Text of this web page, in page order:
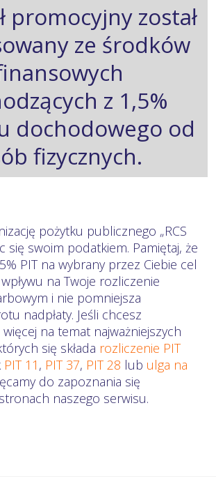
promocyjny został
ze środków
z 1,5%
dochodowego od
fizycznych.
pożytku publicznego „RCS
się swoim podatkiem. Pamiętaj, że
PIT na wybrany przez Ciebie cel
na Twoje rozliczenie
i nie pomniejsza
nadpłaty. Jeśli chcesz
na temat najważniejszych
się składa rozliczenie PIT
PIT 11 , PIT 37, PIT 28 lub ulga na
do zapoznania się
naszego serwisu.